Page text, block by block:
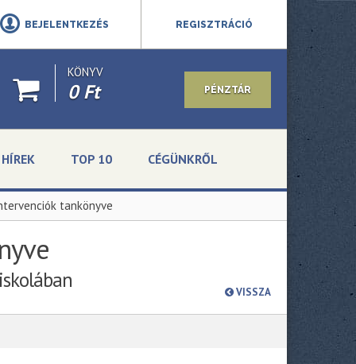
BEJELENTKEZÉS REGISZTRÁCIÓ
KÖNYV
0 Ft PÉNZTÁR
HÍREK TOP 10 CÉGÜNKRŐL
tankönyve
VISSZA